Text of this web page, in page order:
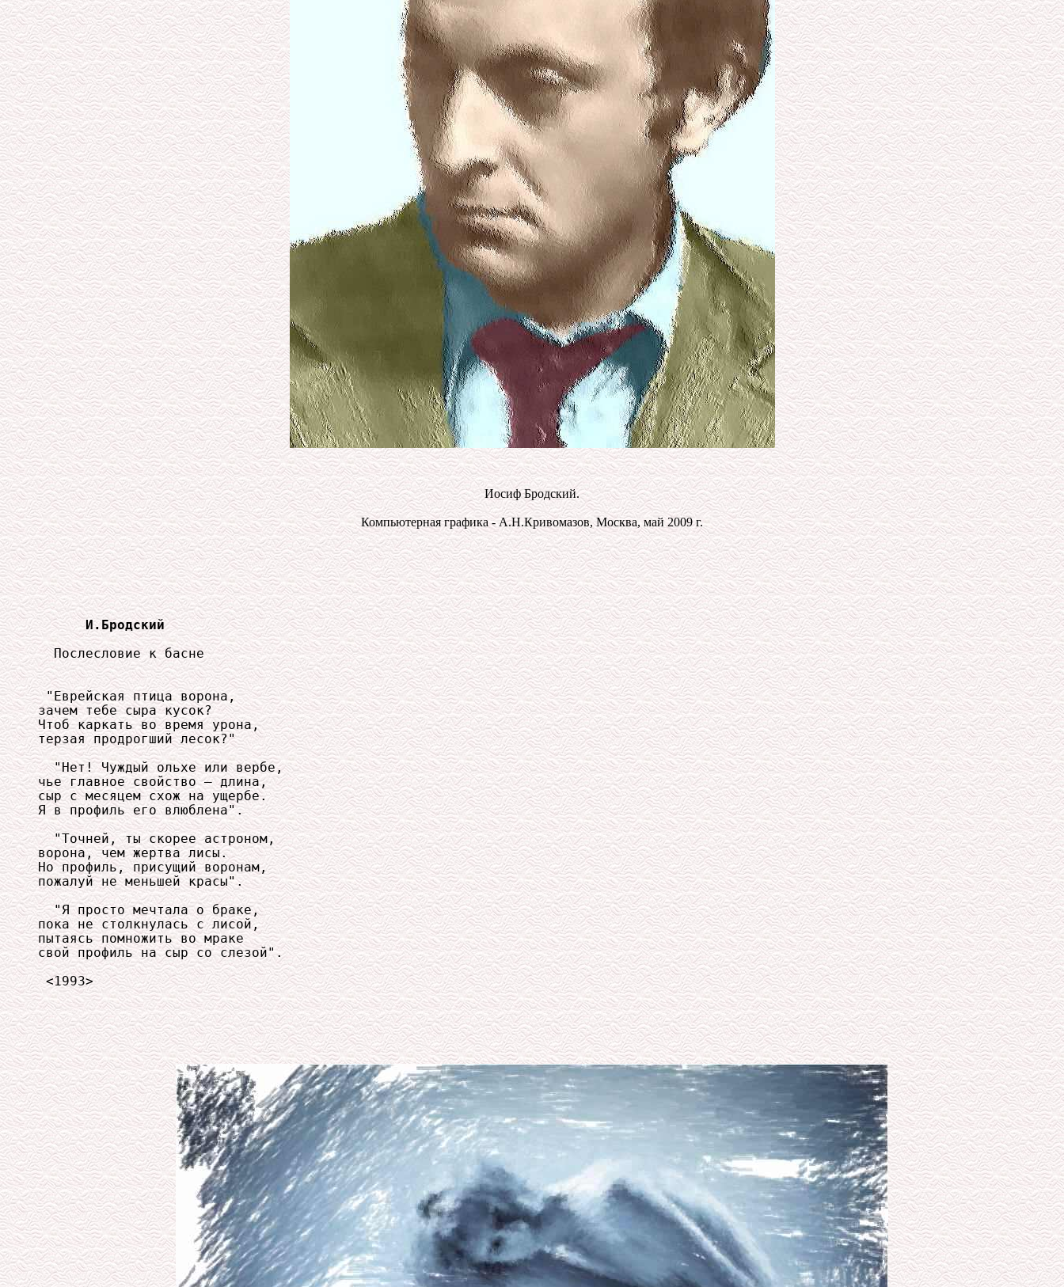
Иосиф Бродский.
Компьютерная графика - А.Н.Кривомазов, Москва, май 2009 г.
  И.Бродский
  Послесловие к басне
"Еврейская птица ворона,
зачем тебе сыра кусок?
Чтоб каркать во время урона,
терзая продрогший лесок?"
  "Нет! Чуждый ольхе или вербе,
чье главное свойство — длина,
сыр с месяцем схож на ущербе.
Я в профиль его влюблена".
  "Точней, ты скорее астроном,
ворона, чем жертва лисы.
Но профиль, присущий воронам,
пожалуй не меньшей красы".
  "Я просто мечтала о браке,
пока не столкнулась с лисой,
пытаясь помножить во мраке
свой профиль на сыр со слезой".
<1993>